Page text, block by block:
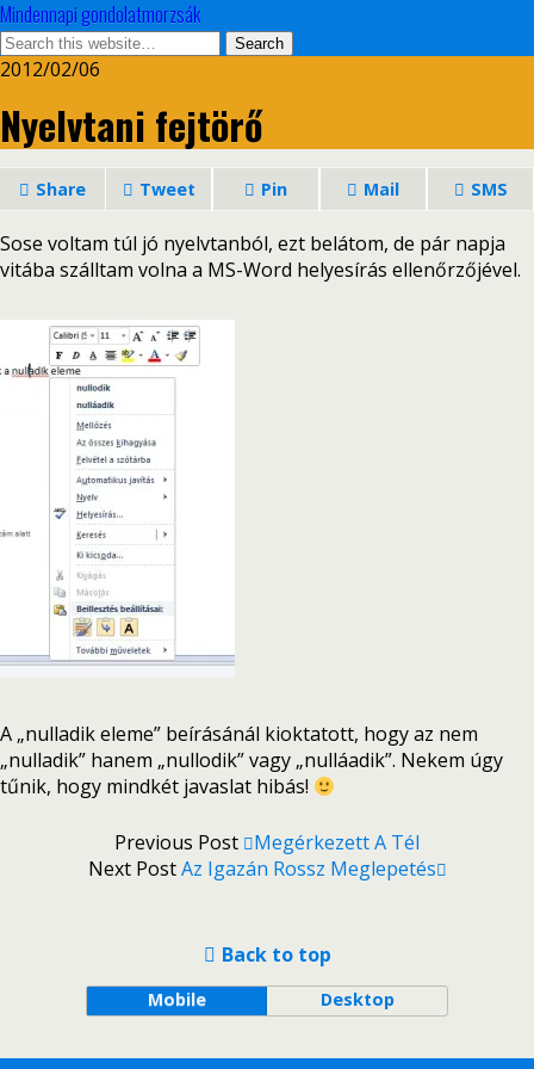
Mindennapi gondolatmorzsák
2012/02/06
Nyelvtani fejtörő
Share Tweet Pin Mail SMS
Sose voltam túl jó nyelvtanból, ezt belátom, de pár napja
vitába szálltam volna a MS-Word helyesírás ellenőrzőjével.
A „nulladik eleme” beírásánál kioktatott, hogy az nem
„nulladik” hanem „nullodik” vagy „nulláadik”. Nekem úgy
tűnik, hogy mindkét javaslat hibás!
Previous Post
Megérkezett A Tél
Next PostAz Igazán Rossz Meglepetés
Back to top
Mobile Desktop